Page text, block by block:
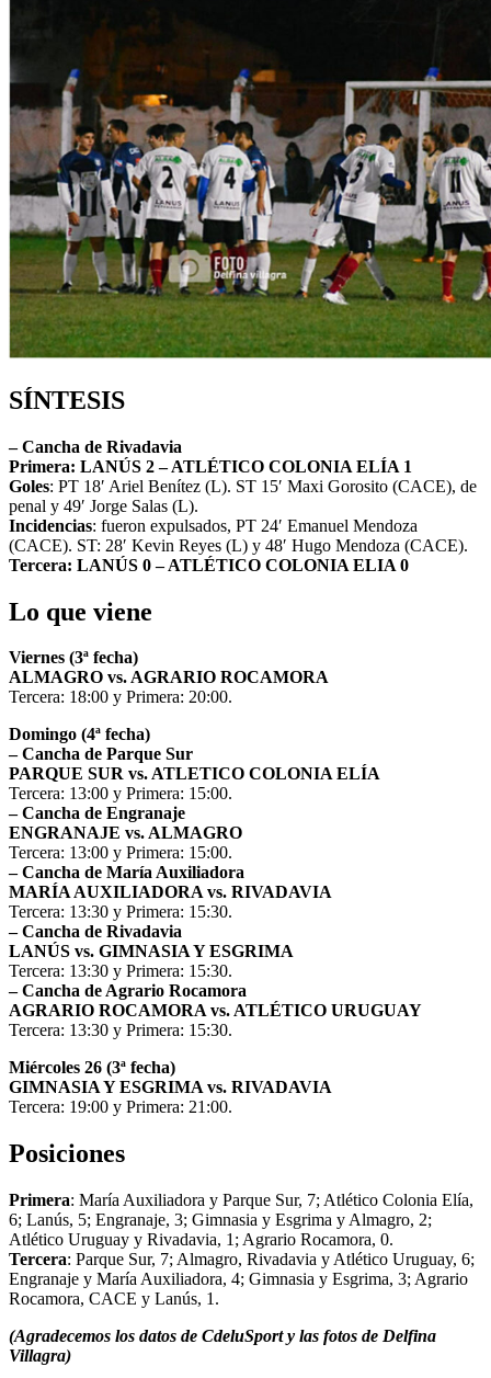
SÍNTESIS
– Cancha de Rivadavia
Primera: LANÚS 2 – ATLÉTICO COLONIA ELÍA 1
Goles: PT 18′ Ariel Benítez (L). ST 15′ Maxi Gorosito (CACE), de
penal y 49′ Jorge Salas (L).
Incidencias: fueron expulsados, PT 24′ Emanuel Mendoza
(CACE). ST: 28′ Kevin Reyes (L) y 48′ Hugo Mendoza (CACE).
Tercera: LANÚS 0 – ATLÉTICO COLONIA ELIA 0
Lo que viene
Viernes (3ª fecha)
ALMAGRO vs. AGRARIO ROCAMORA
Tercera: 18:00 y Primera: 20:00.
Domingo (4ª fecha)
– Cancha de Parque Sur
PARQUE SUR vs. ATLETICO COLONIA ELÍA
Tercera: 13:00 y Primera: 15:00.
– Cancha de Engranaje
ENGRANAJE vs. ALMAGRO
Tercera: 13:00 y Primera: 15:00.
– Cancha de María Auxiliadora
MARÍA AUXILIADORA vs. RIVADAVIA
Tercera: 13:30 y Primera: 15:30.
– Cancha de Rivadavia
LANÚS vs. GIMNASIA Y ESGRIMA
Tercera: 13:30 y Primera: 15:30.
– Cancha de Agrario Rocamora
AGRARIO ROCAMORA vs. ATLÉTICO URUGUAY
Tercera: 13:30 y Primera: 15:30.
Miércoles 26 (3ª fecha)
GIMNASIA Y ESGRIMA vs. RIVADAVIA
Tercera: 19:00 y Primera: 21:00.
Posiciones
Primera: María Auxiliadora y Parque Sur, 7; Atlético Colonia Elía,
6; Lanús, 5; Engranaje, 3; Gimnasia y Esgrima y Almagro, 2;
Atlético Uruguay y Rivadavia, 1; Agrario Rocamora, 0.
Tercera: Parque Sur, 7; Almagro, Rivadavia y Atlético Uruguay, 6;
Engranaje y María Auxiliadora, 4; Gimnasia y Esgrima, 3; Agrario
Rocamora, CACE y Lanús, 1.
(Agradecemos los datos de CdeluSport y las fotos de Delfina
Villagra)